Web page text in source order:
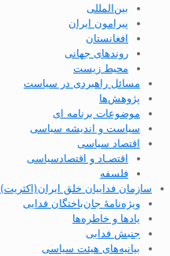
بین‌المللی
پیرامون ایران
افغانستان
روندهای جهانی
محیط زیست
مسائل راهبردی در سیاست
پژوهش‌ها
موضوعات برنامه ای
سیاست و اندیشه سیاسی
اقتصاد سیاسی
اقتصـاد و اقتصاد‌سیاسی
فلسفه
سازمان فداییان خلق ایران(اکثریت)
ویژه‌نامهٔ جان‌باختگان فدایی
یادها و خاطره‌ها
جنبش فدایی
بیانیه‌های هیئت سیاسی